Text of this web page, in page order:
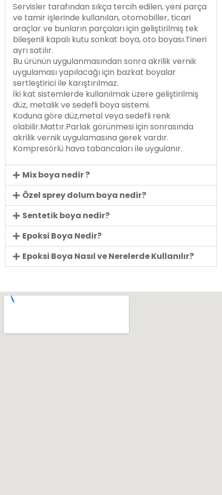
Servisler tarafından sıkça tercih edilen, yeni parça
ve tamir işlerinde kullanılan, otomobiller, ticari
araçlar ve bunların parçaları için geliştirilmiş tek
bileşenli kapalı kutu sonkat boya, oto boyası.Tineri
ayrı satılır.
Bu ürünün uygulanmasından sonra akrilik vernik
uygulaması yapılacağı için bazkat boyalar
sertleştirici ile karıştırılmaz.
İki kat sistemlerde kullanılmak üzere geliştirilmiş
düz, metalik ve sedefli boya sistemi.
Koduna göre düz,metal veya sedefli renk
olabilir.Mattır.Parlak görünmesi için sonrasında
akrilik vernik uygulamasına gerek vardır.
Kompresörlü hava tabancaları ile uygulanır.
Mix boya nedir ?
Özel sprey dolum boya nedir?
Sentetik boya nedir?
Epoksi Boya Nedir?
Epoksi Boya Nasıl ve Nerelerde Kullanılır?